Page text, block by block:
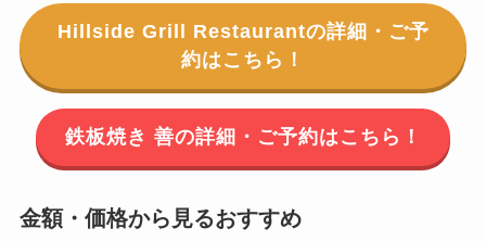
Hillside Grill Restaurantの詳細・ご予
約はこちら！
鉄板焼き 善の詳細・ご予約はこちら！
金額・価格から見るおすすめ